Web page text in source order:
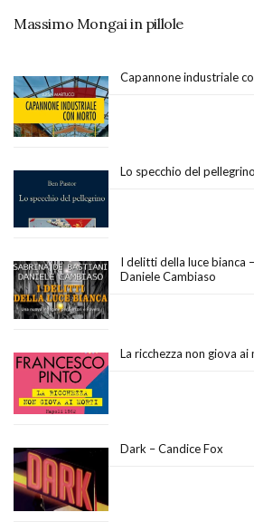
Massimo Mongai in pillole
Capannone industriale
Lo specchio del
I delitti della luce bianca
Daniele Cambiaso
La ricchezza non giova
Dark – Candice Fox